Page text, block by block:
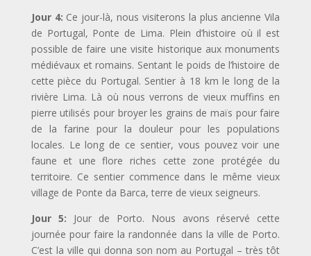
Jour 4: Ce jour-là, nous visiterons la plus ancienne Vila
de Portugal, Ponte de Lima. Plein d’histoire où il est
possible de faire une visite historique aux monuments
médiévaux et romains. Sentant le poids de l’histoire de
cette pièce du Portugal. Sentier à 18 km le long de la
rivière Lima. Là où nous verrons de vieux muffins en
pierre utilisés pour broyer les grains de maïs pour faire
de la farine pour la douleur pour les populations
locales. Le long de ce sentier, vous pouvez voir une
faune et une flore riches cette zone protégée du
territoire. Ce sentier commence dans le même vieux
village de Ponte da Barca, terre de vieux seigneurs.
Jour 5: Jour de Porto. Nous avons réservé cette
journée pour faire la randonnée dans la ville de Porto.
C’est la ville qui donna son nom au Portugal – très tôt